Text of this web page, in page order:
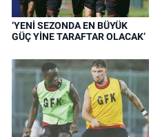
‘YENİ SEZONDA EN BÜYÜK
GÜÇ YİNE TARAFTAR OLACAK’